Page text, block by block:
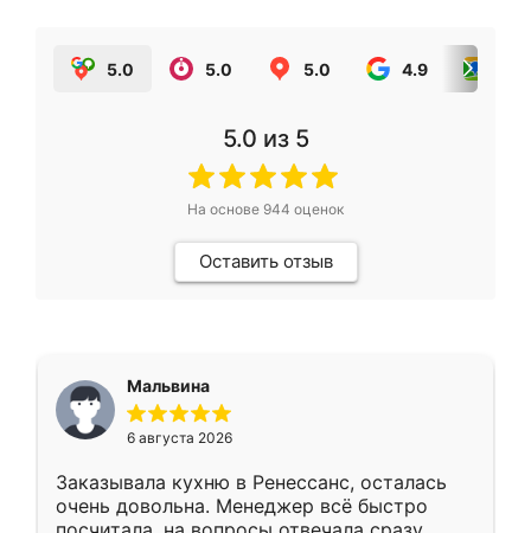
5.0 5.0 5.0 4.9
5.0 из 5
На основе 944 оценок
Оставить отзыв
Мальвина
6 августа 2026
Заказывала кухню в Ренессанс, осталась
очень довольна. Менеджер всё быстро